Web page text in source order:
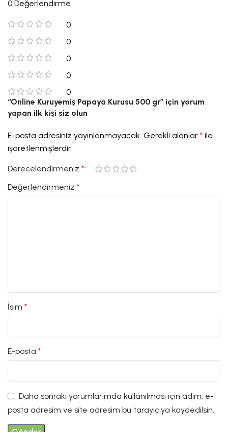
0 Değerlendirme
0
0
0
0
0
“Online Kuruyemiş Papaya Kurusu 500 gr” için yorum
yapan ilk kişi siz olun
E-posta adresiniz yayınlanmayacak. Gerekli alanlar* ile
işaretlenmişlerdir
Derecelendirmeniz*
Değerlendirmeniz*
İsim*
E-posta*
Daha sonraki yorumlarımda kullanılması için adım, e-
posta adresim ve site adresim bu tarayıcıya kaydedilsin.